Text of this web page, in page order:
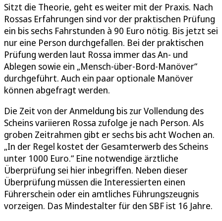
Sitzt die Theorie, geht es weiter mit der Praxis. Nach
Rossas Erfahrungen sind vor der praktischen Prüfung
ein bis sechs Fahrstunden à 90 Euro nötig. Bis jetzt sei
nur eine Person durchgefallen. Bei der praktischen
Prüfung werden laut Rossa immer das An- und
Ablegen sowie ein „Mensch-über-Bord-Manöver“
durchgeführt. Auch ein paar optionale Manöver
können abgefragt werden.
Die Zeit von der Anmeldung bis zur Vollendung des
Scheins variieren Rossa zufolge je nach Person. Als
groben Zeitrahmen gibt er sechs bis acht Wochen an.
„In der Regel kostet der Gesamterwerb des Scheins
unter 1000 Euro.“ Eine notwendige ärztliche
Überprüfung sei hier inbegriffen. Neben dieser
Überprüfung müssen die Interessierten einen
Führerschein oder ein amtliches Führungszeugnis
vorzeigen. Das Mindestalter für den SBF ist 16 Jahre.